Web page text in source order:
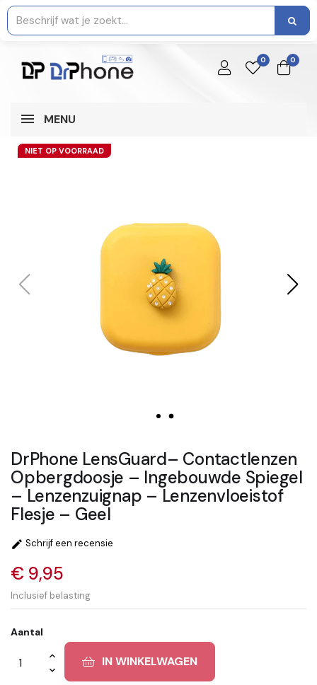
0 0
MENU
NIET OP VOORRAAD
DrPhone LensGuard– Contactlenzen
Opbergdoosje – Ingebouwde Spiegel
– Lenzenzuignap – Lenzenvloeistof
Flesje – Geel
 Schrijf een recensie
€ 9,95
Inclusief belasting
Aantal
IN WINKELWAGEN